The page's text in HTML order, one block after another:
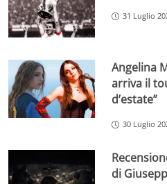
31 Luglio
Angelina
arriva il
d’estate”
30 Luglio
di